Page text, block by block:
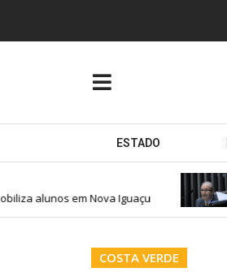
ESTADO
alunos em Nova Iguaçu
COSTA VERDE